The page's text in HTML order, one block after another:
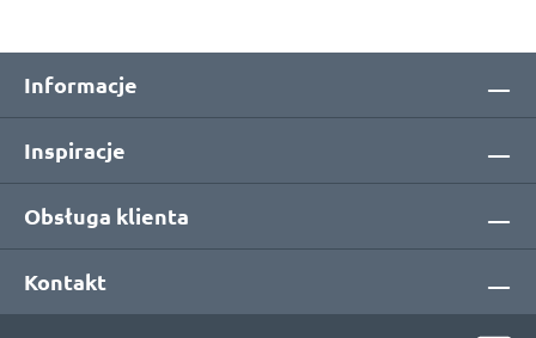
Informacje
Inspiracje
Obsługa klienta
Kontakt